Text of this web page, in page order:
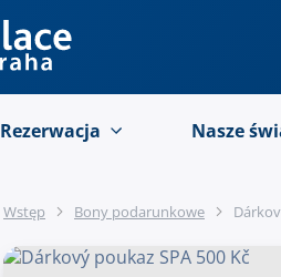
Rezerwacja Nasze
Wstęp Bony podarunkowe